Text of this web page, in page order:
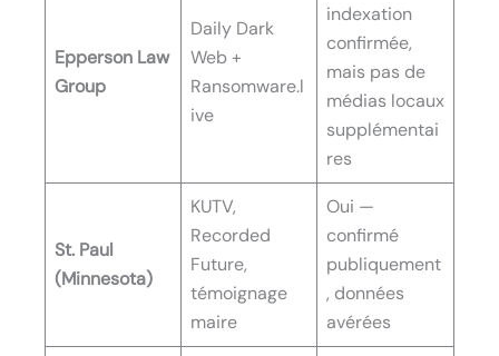
Epperson Law
Group
Daily Dark
Web +
Ransomware.l
ive
indexation
confirmée,
mais pas de
médias locaux
supplémentai
res
St. Paul
(Minnesota)
KUTV,
Recorded
Future,
témoignage
maire
Oui —
confirmé
publiquement
, données
avérées